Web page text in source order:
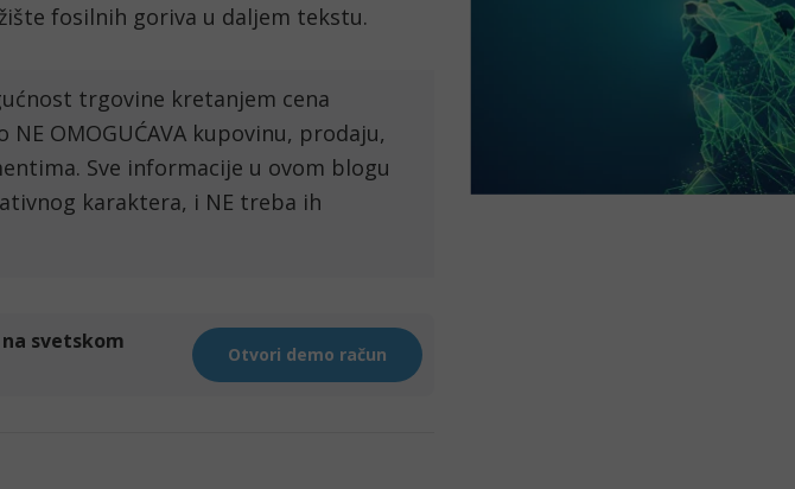
fosilnih goriva u daljem tekstu.
trgovine kretanjem cena
OMOGUĆAVA kupovinu, prodaju,
Sve informacije u ovom blogu
karaktera, i NE treba ih